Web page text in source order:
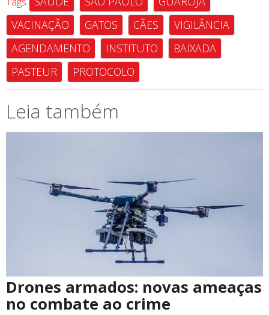
VACINAÇÃO
GATOS CÃES
VIGILÂNCIA
AGENDAMENTO
INSTITUTO
BAIXADA
PASTEUR
PROTOCOLO
Leia também
Drones armados: novas ameaças
no combate ao crime